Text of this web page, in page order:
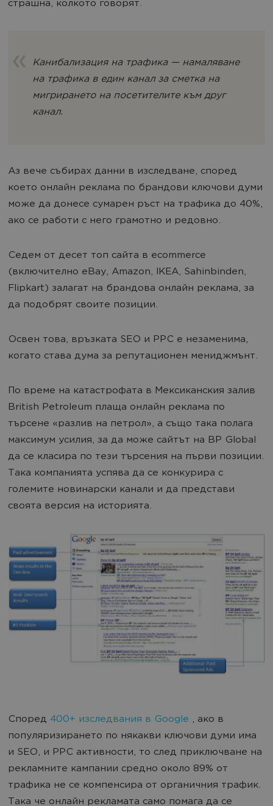
страшна, колкото говорят.
Канибализация на трафика — намаляване
на трафика в един канал за сметка на
мигрирането на посетителите към друг
канал.
Аз вече събирах данни в изследване, според
което онлайн реклама по брандови ключови думи
може да донесе сумарен ръст на трафика до 40%,
ако се работи с него грамотно и редовно.
Седем от десет топ сайта в ecommerce
(включително eBay, Amazon, IKEA, Sahinbinden,
Flipkart) залагат на брандова онлайн реклама, за
да подобрят своите позиции.
Освен това, връзката SEO и PPC е незаменима,
когато става дума за репутационен мениджмънт.
По време на катастрофата в Мексиканския залив
British Petroleum плаща онлайн реклама по
търсене «разлив на петрол», а също така полага
максимум усилия, за да може сайтът на BP Global
да се класира по тези търсения на първи позиции.
Така компанията успява да се конкурира с
големите новинарски канали и да представи
своята версия на историята.
Според 400+ изследвания в Google , ако в
популяризирането по някакви ключови думи има
и SEO, и PPC активности, то след приключване на
рекламните кампании средно около 89% от
трафика не се компенсира от органичния трафик.
Така че онлайн рекламата само помага да се